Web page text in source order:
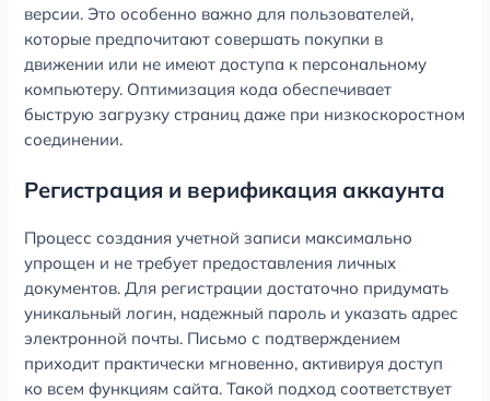
версии. Это особенно важно для пользователей,
которые предпочитают совершать покупки в
движении или не имеют доступа к персональному
компьютеру. Оптимизация кода обеспечивает
быструю загрузку страниц даже при низкоскоростном
соединении.
Регистрация и верификация аккаунта
Процесс создания учетной записи максимально
упрощен и не требует предоставления личных
документов. Для регистрации достаточно придумать
уникальный логин, надежный пароль и указать адрес
электронной почты. Письмо с подтверждением
приходит практически мгновенно, активируя доступ
ко всем функциям сайта. Такой подход соответствует